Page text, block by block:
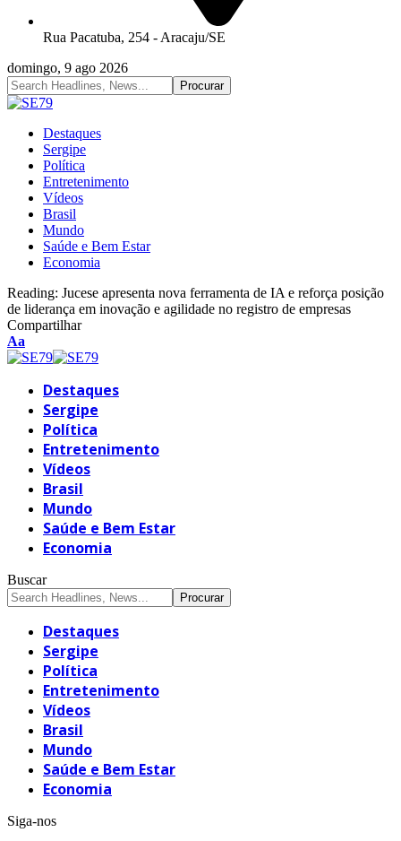
Rua Pacatuba, 254 - Aracaju/SE
domingo, 9 ago 2026
Destaques
Sergipe
Política
Entretenimento
Vídeos
Brasil
Mundo
Saúde e Bem Estar
Economia
Reading: Jucese apresenta nova ferramenta de IA e reforça posição
de liderança em inovação e agilidade no registro de empresas
Compartilhar
Font
Resizer
Aa
Destaques
Sergipe
Política
Entretenimento
Vídeos
Brasil
Mundo
Saúde e Bem Estar
Economia
Buscar
Destaques
Sergipe
Política
Entretenimento
Vídeos
Brasil
Mundo
Saúde e Bem Estar
Economia
Siga-nos